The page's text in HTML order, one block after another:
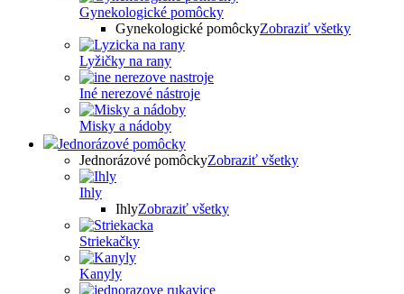
Gynekologické pomôcky
Gynekologické pomôckyZobraziť všetky
Lyžičky na rany
Iné nerezové nástroje
Misky a nádoby
Jednorázové pomôcky
Jednorázové pomôckyZobraziť všetky
Ihly
IhlyZobraziť všetky
Striekačky
Kanyly